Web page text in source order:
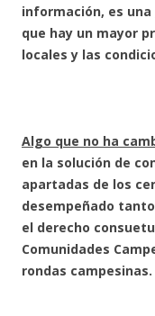
información, es una
que hay un mayor
locales y las
Algo que no ha
en la solución de
apartadas de los
desempeñado tanto
el derecho
Comunidades
rondas campesinas.